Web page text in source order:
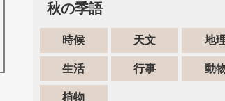
秋の季語
時候 天文 地
生活 行事 動
植物